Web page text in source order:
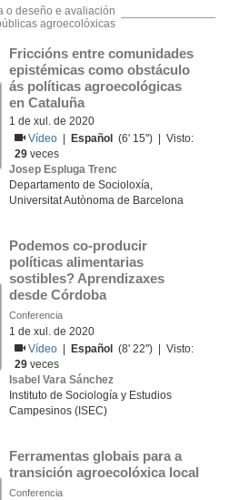
o deseño e avaliación
agroecolóxicas
Friccións entre comunidades
epistémicas como obstáculo
ás políticas agroecológicas
en Cataluña
1 de xul. de 2020
Vídeo
Español
(6' 15'') | Visto:
29 veces
Josep Espluga Trenc
Departamento de Socioloxía,
Universitat Autònoma de Barcelona
Podemos co-producir
políticas alimentarias
sostibles? Aprendizaxes
desde Córdoba
Conferencia
1 de xul. de 2020
Vídeo
Español
(8' 22'') | Visto:
29 veces
Isabel Vara Sánchez
Instituto de Sociología y Estudios
Campesinos (ISEC)
Ferramentas globais para a
transición agroecolóxica local
Conferencia